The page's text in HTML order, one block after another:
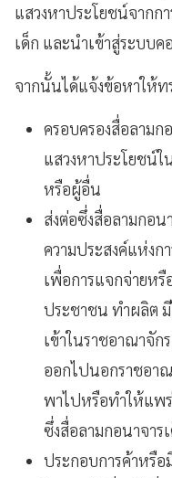
แสวงหาประโยชน์จากก
เด็ก และนำเข้าสู่ระบบค
จากนั้นได้แจ้งข้อหาให้ท
ครอบครองสื่อลามก
แสวงหาประโยชน์ใ
หรือผู้อื่น
ส่งต่อซึ่งสื่อลามกอ
ความประสงค์แห่งก
เพื่อการแจกจ่ายหรื
ประชาชน ทำผลิต มี
เข้าในราชอาณาจัก
ออกไปนอกราชอา
พาไปหรือทำให้แพ
ซึ่งสื่อลามกอนาจาร
ประกอบการค้าหรือ